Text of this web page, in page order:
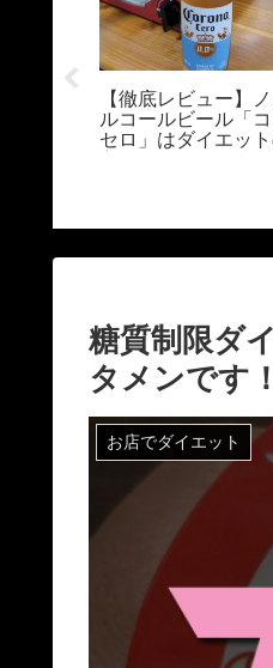
【徹底レビュー】
ルコールビール「
セロ」はダイエッ
糖質制限ダ
タメンです！
お店でダイエット